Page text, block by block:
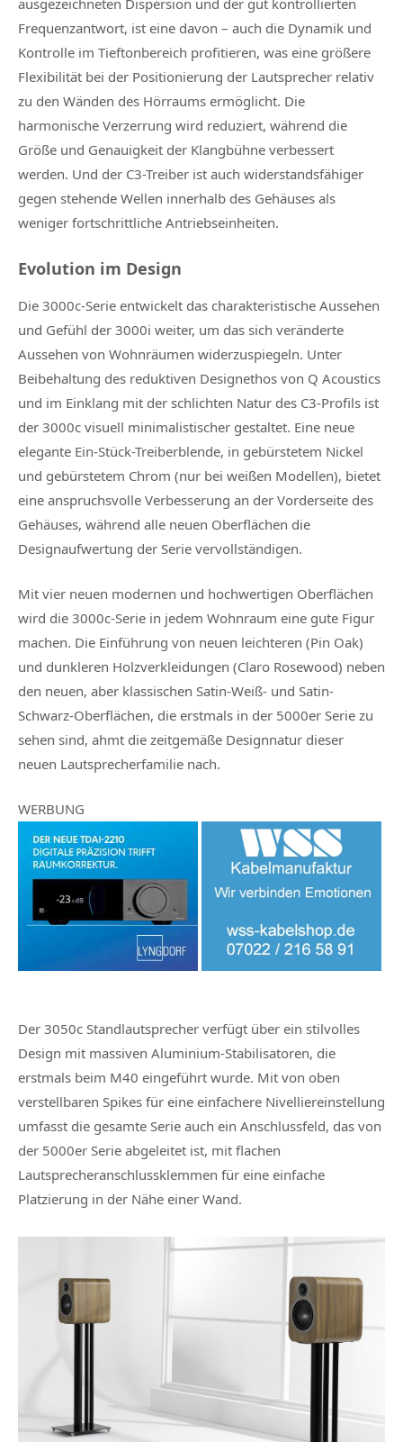
Frequenzantwort, ist eine davon – auch die Dynamik und
Kontrolle im Tieftonbereich profitieren, was eine größere
Flexibilität bei der Positionierung der Lautsprecher relativ
zu den Wänden des Hörraums ermöglicht. Die
harmonische Verzerrung wird reduziert, während die
Größe und Genauigkeit der Klangbühne verbessert
werden. Und der C3-Treiber ist auch widerstandsfähiger
gegen stehende Wellen innerhalb des Gehäuses als
weniger fortschrittliche Antriebseinheiten.
Evolution im Design
Die 3000c-Serie entwickelt das charakteristische Aussehen
und Gefühl der 3000i weiter, um das sich veränderte
Aussehen von Wohnräumen widerzuspiegeln. Unter
Beibehaltung des reduktiven Designethos von Q Acoustics
und im Einklang mit der schlichten Natur des C3-Profils ist
der 3000c visuell minimalistischer gestaltet. Eine neue
elegante Ein-Stück-Treiberblende, in gebürstetem Nickel
und gebürstetem Chrom (nur bei weißen Modellen), bietet
eine anspruchsvolle Verbesserung an der Vorderseite des
Gehäuses, während alle neuen Oberflächen die
Designaufwertung der Serie vervollständigen.
Mit vier neuen modernen und hochwertigen Oberflächen
wird die 3000c-Serie in jedem Wohnraum eine gute Figur
machen. Die Einführung von neuen leichteren (Pin Oak)
und dunkleren Holzverkleidungen (Claro Rosewood) neben
den neuen, aber klassischen Satin-Weiß- und Satin-
Schwarz-Oberflächen, die erstmals in der 5000er Serie zu
sehen sind, ahmt die zeitgemäße Designnatur dieser
neuen Lautsprecherfamilie nach.
WERBUNG
Der 3050c Standlautsprecher verfügt über ein stilvolles
Design mit massiven Aluminium-Stabilisatoren, die
erstmals beim M40 eingeführt wurde. Mit von oben
verstellbaren Spikes für eine einfachere Nivelliereinstellung
umfasst die gesamte Serie auch ein Anschlussfeld, das von
der 5000er Serie abgeleitet ist, mit flachen
Lautsprecheranschlussklemmen für eine einfache
Platzierung in der Nähe einer Wand.